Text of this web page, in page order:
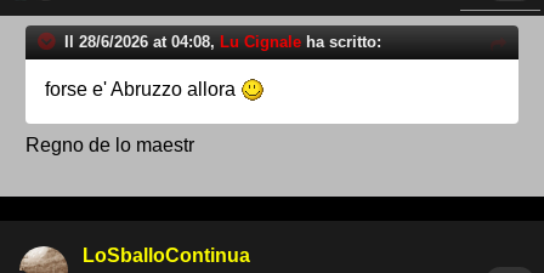
Il 28/6/2026 at 04:08, Lu Cignale ha scritto:
forse e' Abruzzo allora
Regno de lo maestr
LoSballoContinua